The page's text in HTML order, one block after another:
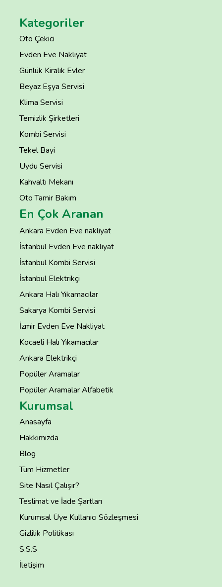
Kategoriler
Oto Çekici
Evden Eve Nakliyat
Günlük Kiralık Evler
Beyaz Eşya Servisi
Klima Servisi
Temizlik Şirketleri
Kombi Servisi
Tekel Bayi
Uydu Servisi
Kahvaltı Mekanı
Oto Tamir Bakım
En Çok Aranan
Ankara Evden Eve nakliyat
İstanbul Evden Eve nakliyat
İstanbul Kombi Servisi
İstanbul Elektrikçi
Ankara Halı Yıkamacılar
Sakarya Kombi Servisi
İzmir Evden Eve Nakliyat
Kocaeli Halı Yıkamacılar
Ankara Elektrikçi
Popüler Aramalar
Popüler Aramalar Alfabetik
Kurumsal
Anasayfa
Hakkımızda
Blog
Tüm Hizmetler
Site Nasıl Çalışır?
Teslimat ve İade Şartları
Kurumsal Üye Kullanıcı Sözleşmesi
Gizlilik Politikası
S.S.S
İletişim